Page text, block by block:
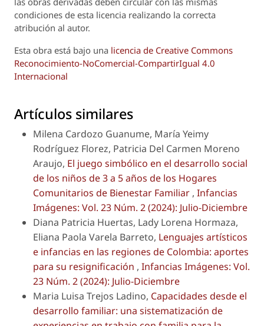
condiciones de esta licencia realizando la correcta
atribución al autor.
Esta obra está bajo una licencia de Creative Commons
Reconocimiento-NoComercial-CompartirIgual 4.0
Internacional
Artículos similares
Milena Cardozo Guanume, María Yeimy
Rodríguez Florez, Patricia Del Carmen Moreno
Araujo, El juego simbólico en el desarrollo social
de los niños de 3 a 5 años de los Hogares
Comunitarios de Bienestar Familiar , Infancias
Imágenes: Vol. 23 Núm. 2 (2024): Julio-Diciembre
Diana Patricia Huertas, Lady Lorena Hormaza,
Eliana Paola Varela Barreto, Lenguajes artísticos
e infancias en las regiones de Colombia: aportes
para su resignificación , Infancias Imágenes: Vol.
23 Núm. 2 (2024): Julio-Diciembre
Maria Luisa Trejos Ladino, Capacidades desde el
desarrollo familiar: una sistematización de